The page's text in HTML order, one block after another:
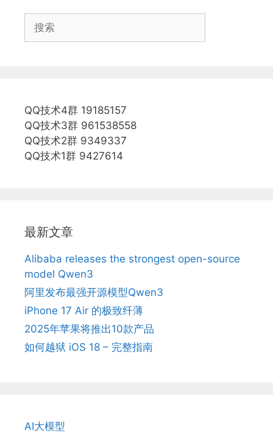
QQ技术4群 19185157
QQ技术3群 961538558
QQ技术2群 9349337
QQ技术1群 9427614
最新文章
Alibaba releases the strongest open-source
model Qwen3
阿里发布最强开源模型Qwen3
iPhone 17 Air 的极致纤薄
2025年苹果将推出10款产品
如何越狱 iOS 18 – 完整指南
AI大模型